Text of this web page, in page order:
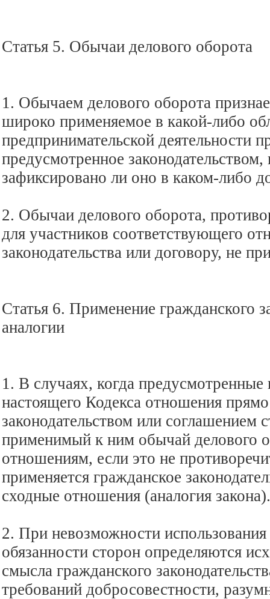
Статья 5. Обычаи делового оборота
1. Обычаем делового оборота
широко применяемое в какой-либо
предпринимательской деятельности
предусмотренное
зафиксировано ли оно в каком-либо
2. Обычаи делового оборота,
для участников соответствующего
законодательства или договору, не
Статья 6. Применение гражданского
аналогии
1. В случаях, когда предусмотренные
настоящего Кодекса отношения
законодательством или соглашением
применимый к ним обычай делового
отношениям, если это не
применяется гражданское
сходные отношения (аналогия закона).
2. При невозможности использования
обязанности сторон определяются
смысла гражданского
требований добросовестности,